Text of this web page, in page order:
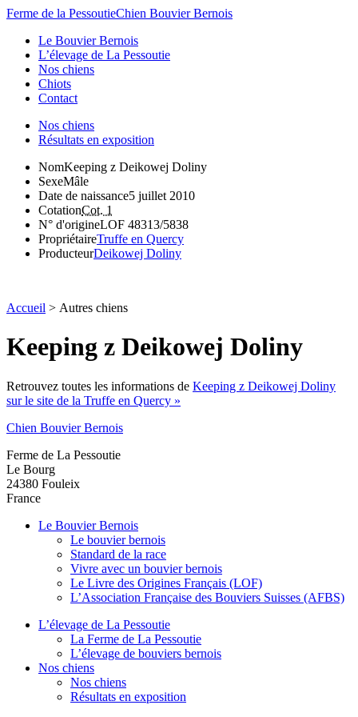
Ferme de la PessoutieChien Bouvier Bernois
Le Bouvier Bernois
L’élevage de La Pessoutie
Nos chiens
Chiots
Contact
Nos chiens
Résultats en exposition
NomKeeping z Deikowej Doliny
SexeMâle
Date de naissance5 juillet 2010
CotationCot. 1
N° d'origineLOF 48313/5838
PropriétaireTruffe en Quercy
ProducteurDeikowej Doliny
Accueil > Autres chiens
Keeping z Deikowej Doliny
Retrouvez toutes les informations de Keeping z Deikowej Doliny
sur le site de la Truffe en Quercy »
Chien Bouvier Bernois
Ferme de La Pessoutie
Le Bourg
24380 Fouleix
France
Le Bouvier Bernois
Le bouvier bernois
Standard de la race
Vivre avec un bouvier bernois
Le Livre des Origines Français (LOF)
L’Association Française des Bouviers Suisses (AFBS)
L’élevage de La Pessoutie
La Ferme de La Pessoutie
L’élevage de bouviers bernois
Nos chiens
Nos chiens
Résultats en exposition